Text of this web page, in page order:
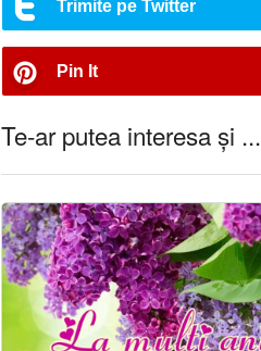
Trimite pe Twitter
Pin It
Te-ar putea interesa și ...